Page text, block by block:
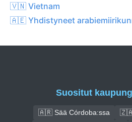
🇻🇳 Vietnam
🇦🇪 Yhdistyneet
Suositut
🇦🇷 Sää Córdoba:ssa
🇿🇦